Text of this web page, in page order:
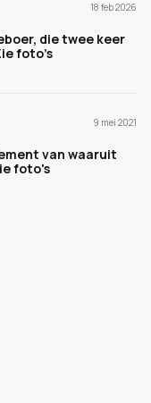
18 feb 2026
die twee keer
foto’s
9 mei 2021
van waaruit
foto's